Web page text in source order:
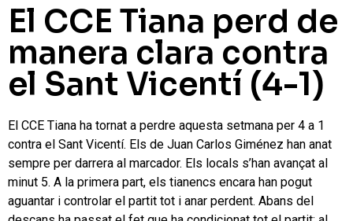
El CCE Tiana perd de
manera clara contra
el Sant Vicentí (4-1)
El CCE Tiana ha tornat a perdre aquesta setmana per 4 a 1
contra el Sant Vicentí. Els de Juan Carlos Giménez han anat
sempre per darrera al marcador. Els locals s’han avançat al
minut 5. A la primera part, els tianencs encara han pogut
aguantar i controlar el partit tot i anar perdent. Abans del